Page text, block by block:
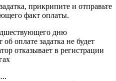
прикрипите и отправьте
факт оплаты.
дню
оплате задатка не будет
отказывает в регистрации